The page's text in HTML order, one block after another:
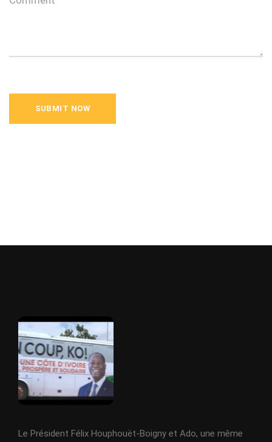
Le Président Félix Houphouët-Boigny et Ado, une même